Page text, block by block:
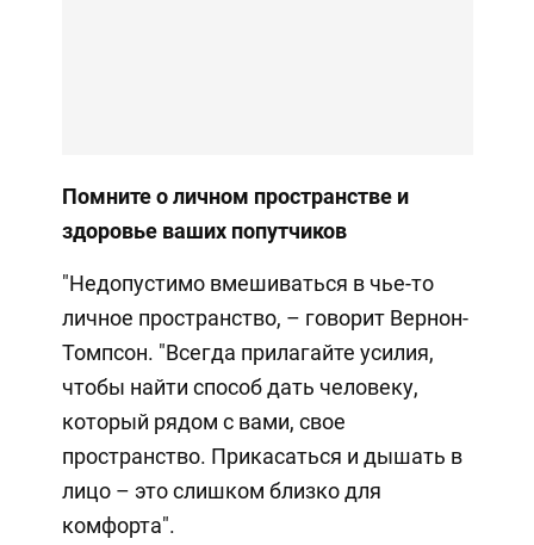
Помните о личном пространстве и
здоровье ваших попутчиков
"Недопустимо вмешиваться в чье-то
личное пространство, – говорит Вернон-
Томпсон. "Всегда прилагайте усилия,
чтобы найти способ дать человеку,
который рядом с вами, свое
пространство. Прикасаться и дышать в
лицо – это слишком близко для
комфорта".